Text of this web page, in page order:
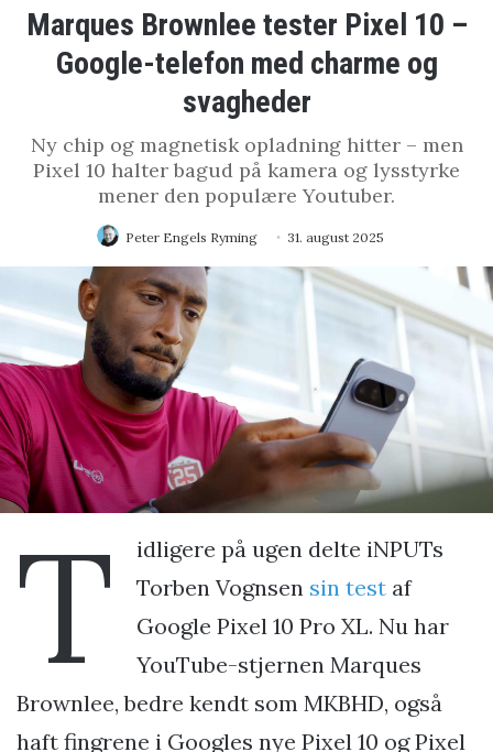
Marques Brownlee tester Pixel 10 –
Google-telefon med charme og
svagheder
Ny chip og magnetisk opladning hitter – men
Pixel 10 halter bagud på kamera og lysstyrke
mener den populære Youtuber.
Peter Engels Ryming 31. august 2025
T
idligere på ugen delte iNPUTs
Torben Vognsen sin test af
Google Pixel 10 Pro XL. Nu har
YouTube-stjernen Marques
Brownlee, bedre kendt som MKBHD, også
haft fingrene i Googles nye Pixel 10 og Pixel